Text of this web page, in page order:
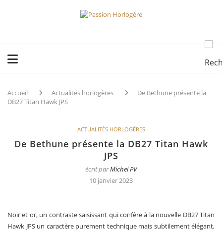
Accueil Actualités horlogères
De Bethune présente la
DB27 Titan Hawk JPS
ACTUALITÉS HORLOGÈRES
De Bethune présente la DB27 Titan Hawk
JPS
écrit parMichel PV
10 janvier 2023
Noir et or, un contraste saisissant qui confère à la nouvelle DB27 Titan
Hawk JPS un caractère purement technique mais subtilement élégant,